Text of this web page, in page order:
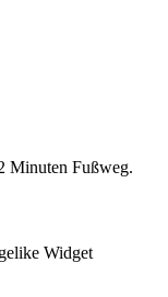
Minuten Fußweg.